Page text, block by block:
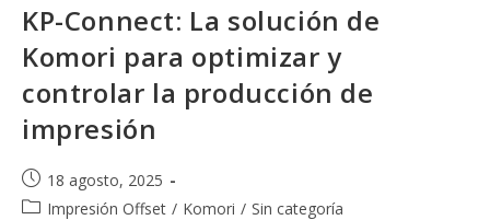
KP-Connect: La solución de
Komori para optimizar y
controlar la producción de
impresión
Publicación
de
18 agosto, 2025
Categoría
Impresión Offset / Komori / Sin categoría